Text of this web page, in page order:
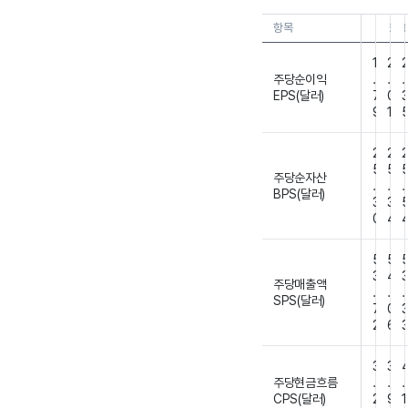
항목
주당순이익
EPS(달러)
1
.
7
9
2
.
0
1
2
.
3
5
주당순자산
BPS(달러)
2
5
.
3
0
2
5
.
3
4
2
5
.
5
4
주당매출액
SPS(달러)
5
3
.
7
2
5
4
.
0
6
5
3
.
3
3
주당현금흐름
CPS(달러)
3
.
2
3
.
9
4
.
1